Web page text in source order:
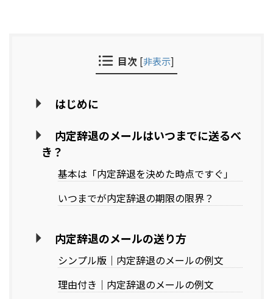
目次 [非表示]
はじめに
内定辞退のメールはいつまでに送るべ
き？
基本は「内定辞退を決めた時点ですぐ」
いつまでが内定辞退の期限の限界？
内定辞退のメールの送り方
シンプル版｜内定辞退のメールの例文
理由付き｜内定辞退のメールの例文